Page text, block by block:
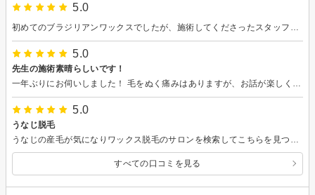
5.0
5.0
先生の施術素晴らしいです！
5.0
うなじ脱毛
すべての口コミを見る